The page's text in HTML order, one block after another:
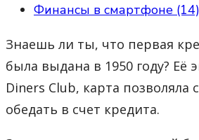
Финансы в смартфоне (14)
Знаешь ли ты, что первая
была выдана в 1950 году? Её
Diners Club, карта позволяла
обедать в счет кредита.